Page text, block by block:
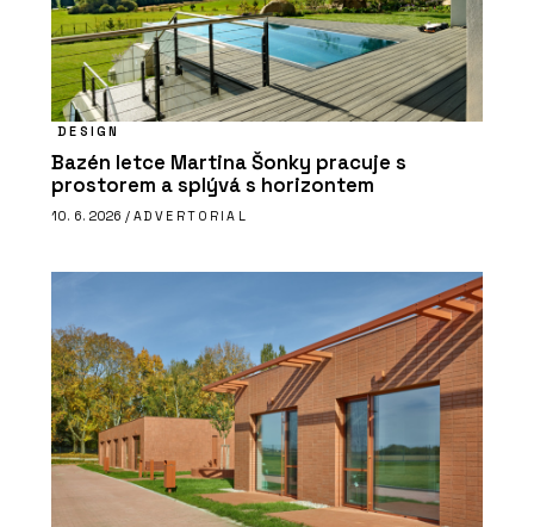
DESIGN
Bazén letce Martina Šonky pracuje s
prostorem a splývá s horizontem
10. 6. 2026 / ADVERTORIAL